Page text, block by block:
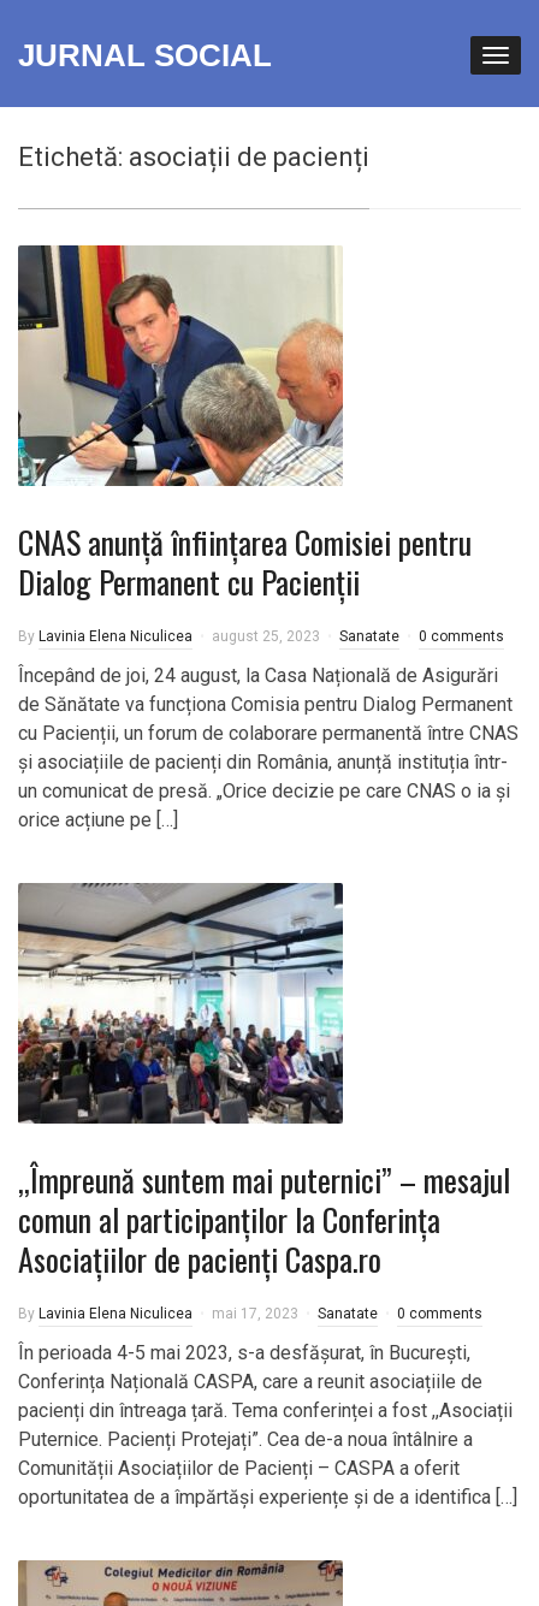
JURNAL SOCIAL
Etichetă: asociații de pacienți
CNAS anunță înființarea Comisiei pentru
Dialog Permanent cu Pacienții
By Lavinia Elena Niculicea august 25, 2023 Sanatate 0 comments
Începând de joi, 24 august, la Casa Națională de Asigurări
de Sănătate va funcționa Comisia pentru Dialog Permanent
cu Pacienții, un forum de colaborare permanentă între CNAS
și asociațiile de pacienți din România, anunță instituția într-
un comunicat de presă. „Orice decizie pe care CNAS o ia și
orice acțiune pe […]
,,Împreună suntem mai puternici” – mesajul
comun al participanților la Conferința
Asociațiilor de pacienți Caspa.ro
By Lavinia Elena Niculicea mai 17, 2023 Sanatate 0 comments
În perioada 4-5 mai 2023, s-a desfășurat, în București,
Conferința Națională CASPA, care a reunit asociațiile de
pacienți din întreaga țară. Tema conferinței a fost ,,Asociații
Puternice. Pacienți Protejați”. Cea de-a noua întâlnire a
Comunității Asociațiilor de Pacienți – CASPA a oferit
oportunitatea de a împărtăși experiențe și de a identifica […]